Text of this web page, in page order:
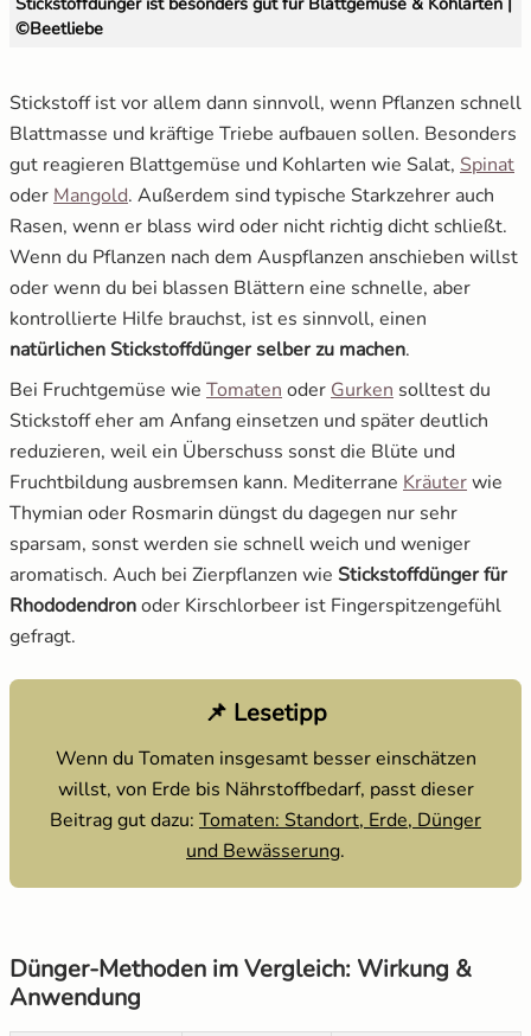
©Beetliebe
Stickstoff ist vor allem dann sinnvoll, wenn Pflanzen schnell
Blattmasse und kräftige Triebe aufbauen sollen. Besonders
gut reagieren Blattgemüse und Kohlarten wie Salat, Spinat
oder Mangold. Außerdem sind typische Starkzehrer auch
Rasen, wenn er blass wird oder nicht richtig dicht schließt.
Wenn du Pflanzen nach dem Auspflanzen anschieben willst
oder wenn du bei blassen Blättern eine schnelle, aber
kontrollierte Hilfe brauchst, ist es sinnvoll, einen
natürlichen Stickstoffdünger selber zu machen.
Bei Fruchtgemüse wie Tomaten oder Gurken solltest du
Stickstoff eher am Anfang einsetzen und später deutlich
reduzieren, weil ein Überschuss sonst die Blüte und
Fruchtbildung ausbremsen kann. Mediterrane Kräuterwie
Thymian oder Rosmarin düngst du dagegen nur sehr
sparsam, sonst werden sie schnell weich und weniger
aromatisch. Auch bei Zierpflanzen wie Stickstoffdünger für
Rhododendronoder Kirschlorbeer ist Fingerspitzengefühl
gefragt.
📌 Lesetipp
Wenn du Tomaten insgesamt besser einschätzen
willst, von Erde bis Nährstoffbedarf, passt dieser
Beitrag gut dazu: Tomaten: Standort, Erde, Dünger
und Bewässerung.
Dünger-Methoden im Vergleich: Wirkung &
Anwendung